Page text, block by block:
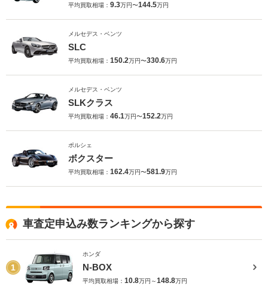
平均買取相場： 9.3万円〜144.5万円
メルセデス・ベンツ
SLC
平均買取相場： 150.2万円〜330.6万円
メルセデス・ベンツ
SLKクラス
平均買取相場： 46.1万円〜152.2万円
ポルシェ
ボクスター
平均買取相場： 162.4万円〜581.9万円
車査定申込み数ランキングから探す
1
ホンダ
N-BOX
平均買取相場： 10.8万円～148.8万円